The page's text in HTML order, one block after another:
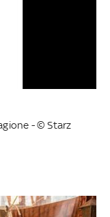
- © Starz